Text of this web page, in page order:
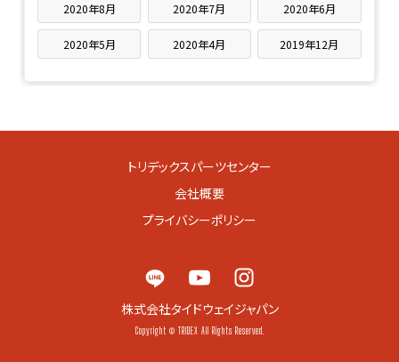
2020年8月 2020年7月 2020年6月
2020年5月 2020年4月 2019年12月
トリデックスパーツセンター
会社概要
プライバシーポリシー
株式会社タイドウェイジャパン
Copyright © TRIDEX All Rights Reserved.